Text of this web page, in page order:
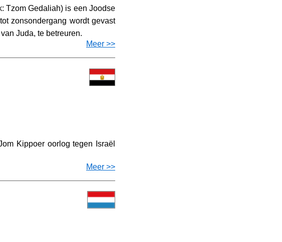
Tzom Gedaliah) is een Joodse
zonsondergang wordt gevast
Juda, te betreuren.
Meer >>
Kippoer oorlog tegen Israël
Meer >>